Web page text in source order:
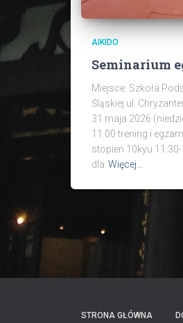
AIKIDO
Seminarium
Miejsce: Szkoła
Śląskiej ul.
31 maja 2026
11:00 trening i
stopień 10kyu
dla Więcej…
STRONA GŁÓWNA